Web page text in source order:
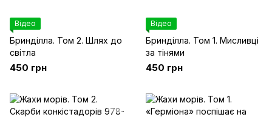
Відео
Бринділла. Том 2. Шлях до
світла
450 грн
Відео
Бринділла. Том 1. Мисливці
за тінями
450 грн